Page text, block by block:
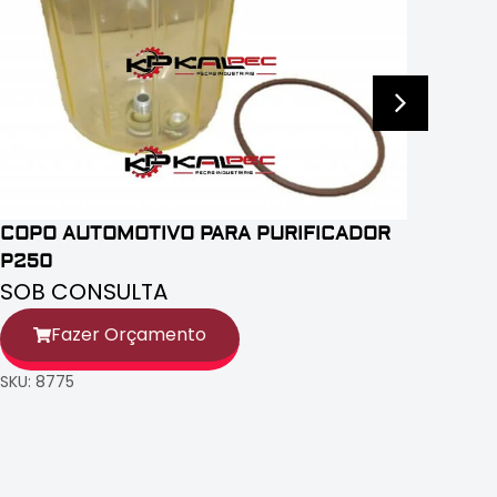
COPO AUTOMOTIVO PARA PURIFICADOR
P250
SOB CONSULTA
Fazer Orçamento
SKU: 8775